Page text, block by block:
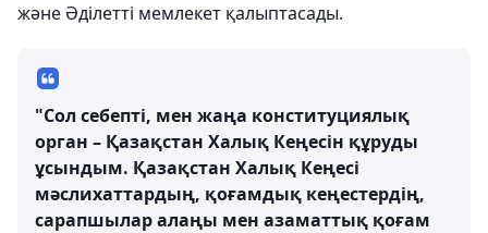
және Әділетті мемлекет қалыптасады.
"Сол себепті, мен жаңа конституциялық
орган – Қазақстан Халық Кеңесін құруды
ұсындым. Қазақстан Халық Кеңесі
мәслихаттардың, қоғамдық кеңестердің,
сарапшылар алаңы мен азаматтық қоғам